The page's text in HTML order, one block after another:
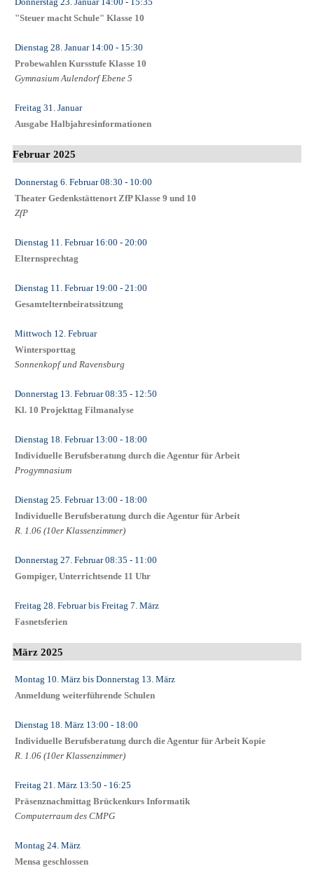
"Steuer macht Schule" Klasse 10
Dienstag 28. Januar14:00 - 15:30
Probewahlen Kursstufe Klasse 10
Gymnasium Aulendorf Ebene 5
Freitag 31. Januar
Ausgabe Halbjahresinformationen
Februar 2025
Donnerstag 6. Februar08:30 - 10:00
Theater Gedenkstättenort ZfP Klasse 9 und 10
ZfP
Dienstag 11. Februar16:00 - 20:00
Elternsprechtag
Dienstag 11. Februar19:00 - 21:00
Gesamtelternbeiratssitzung
Mittwoch 12. Februar
Wintersporttag
Sonnenkopf und Ravensburg
Donnerstag 13. Februar08:35 - 12:50
Kl. 10 Projekttag Filmanalyse
Dienstag 18. Februar13:00 - 18:00
Individuelle Berufsberatung durch die Agentur für Arbeit
Progymnasium
Dienstag 25. Februar13:00 - 18:00
Individuelle Berufsberatung durch die Agentur für Arbeit
R. 1.06 (10er Klassenzimmer)
Donnerstag 27. Februar08:35 - 11:00
Gompiger, Unterrichtsende 11 Uhr
Freitag 28. Februarbis Freitag 7. März
Fasnetsferien
März 2025
Montag 10. März bis Donnerstag 13. März
Anmeldung weiterführende Schulen
Dienstag 18. März 13:00 - 18:00
Individuelle Berufsberatung durch die Agentur für Arbeit Kopie
R. 1.06 (10er Klassenzimmer)
Freitag 21. März 13:50 - 16:25
Präsenznachmittag Brückenkurs Informatik
Computerraum des CMPG
Montag 24. März
Mensa geschlossen